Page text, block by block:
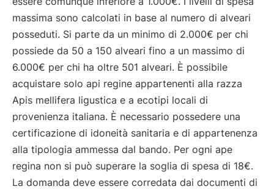
massima sono calcolati in base al numero di alveari
posseduti. Si parte da un minimo di 2.000€ per chi
possiede da 50 a 150 alveari fino a un massimo di
6.000€ per chi ha oltre 501 alveari. È possibile
acquistare solo api regine appartenenti alla razza
Apis mellifera ligustica e a ecotipi locali di
provenienza italiana. È necessario possedere una
certificazione di idoneità sanitaria e di appartenenza
alla tipologia ammessa dal bando. Per ogni ape
regina non si può superare la soglia di spesa di 18€.
La domanda deve essere corredata dai documenti di